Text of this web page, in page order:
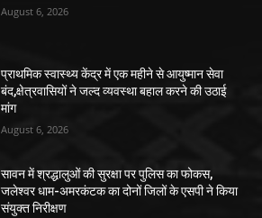
बंद,क्षेत्रवासियों ने जल्द व्यवस्था बहाल करने की उठाई
मांग
August 6, 2026
जलेश्वर धाम-अमरकंटक का दोनों जिलों के एसपी ने किया
संयुक्त निरीक्षण
August 6, 2026